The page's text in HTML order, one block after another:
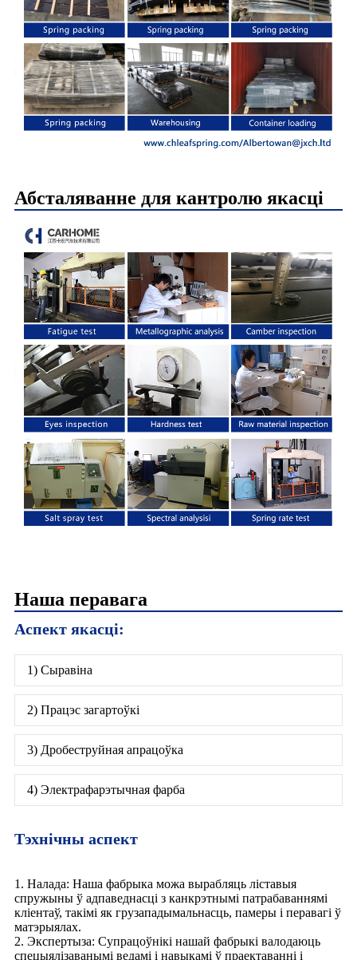
Абсталяванне для кантролю якасці
Наша перавага
Аспект якасці:
1) Сыравіна
2) Працэс загартоўкі
3) Дробеструйная апрацоўка
4) Электрафарэтычная фарба
Тэхнічны аспект
1. Налада: Наша фабрыка можа вырабляць ліставыя
спружыны ў адпаведнасці з канкрэтнымі патрабаваннямі
кліентаў, такімі як грузападымальнасць, памеры і перавагі ў
матэрыялах.
2. Экспертыза: Супрацоўнікі нашай фабрыкі валодаюць
спецыялізаванымі ведамі і навыкамі ў праектаванні і